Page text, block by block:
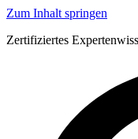
Zum Inhalt springen
Zertifiziertes